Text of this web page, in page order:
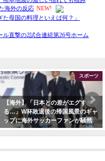
スポーツ
【海外】「日本との差がエグすぎ
る…」W杯敗退後の帰国風景のギャ
ップに海外サッカーファンが騒然